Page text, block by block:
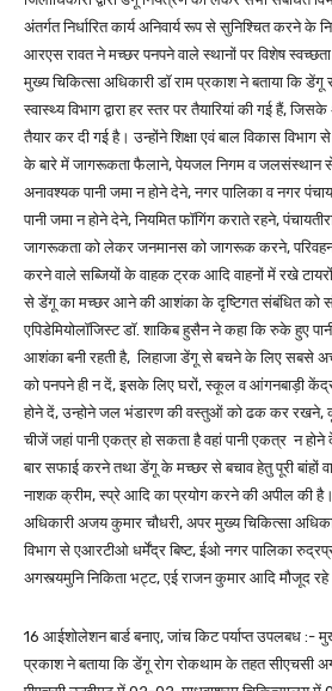
अंतर्गत निर्धारित कार्य अनिवार्य रूप से सुनिश्चित करने के
आरएस रावत ने मच्छर पनपने वाले स्थानों पर विशेष
मुख्य चिकित्सा अधिकारी डाॅ राम प्रकाश ने बताया कि
स्वास्थ्य विभाग द्वारा हर स्तर पर तैयारियां की गई हैं,
तैयार कर दी गई है। उन्होंने शिक्षा एवं बाल विकास
के बारे में जागरूकता फैलाने, पेयजल निगम व जलसंस्थान
अनावश्यक पानी जमा न होने देने, नगर पालिका व नगर
पानी जमा न होने देने, नियमित फॉगिंग कराते रहने,
जागरूकता को लेकर जनमानस को जागरूक करने,
करने वाले सब्जियों के वाहक ट्रक आदि वाहनों में रखे
से डेंगू का मच्छर आने की आशंका के दृष्टिगत संबंधित को
एपिडेमियोलॉजिस्ट डाॅ. शाकिब हुसैन ने कहा कि रुके हुए
आशंका बनी रहती है, लिहाजा डेंगू से बचने के लिए सबसे
को पनपने ही न दें, इसके लिए घरों, स्कूल व आंगनबाड़ी
होने दें, उन्होने जल भंडारण की वस्तुओं को ढक कर
चीजें जहां पानी एकत्र हो सकता है वहां पानी एकत्र न
बार सफाई करने तथा डेंगू के मच्छर से बचाव हेतु पूरी बांहों
नाशक क्रीम, स्प्रे आदि का प्रयोग करने की अपील की
अधिकारी अजय कुमार चौधरी, अपर मुख्य चिकित्सा
विभाग से एआरटीओ धर्मेंद्र बिष्ट, ईओ नगर पालिका
अगस्त्यमुनि निकिता भट्ट, एई राजन कुमार आदि मौजूद
16 आईशोलेशन बार्ड बनाए, जांच किट पर्याप्त उपलबध :-
प्रकाश ने बताया कि डेंगू रोग रोकथाम के तहत सीएचसी